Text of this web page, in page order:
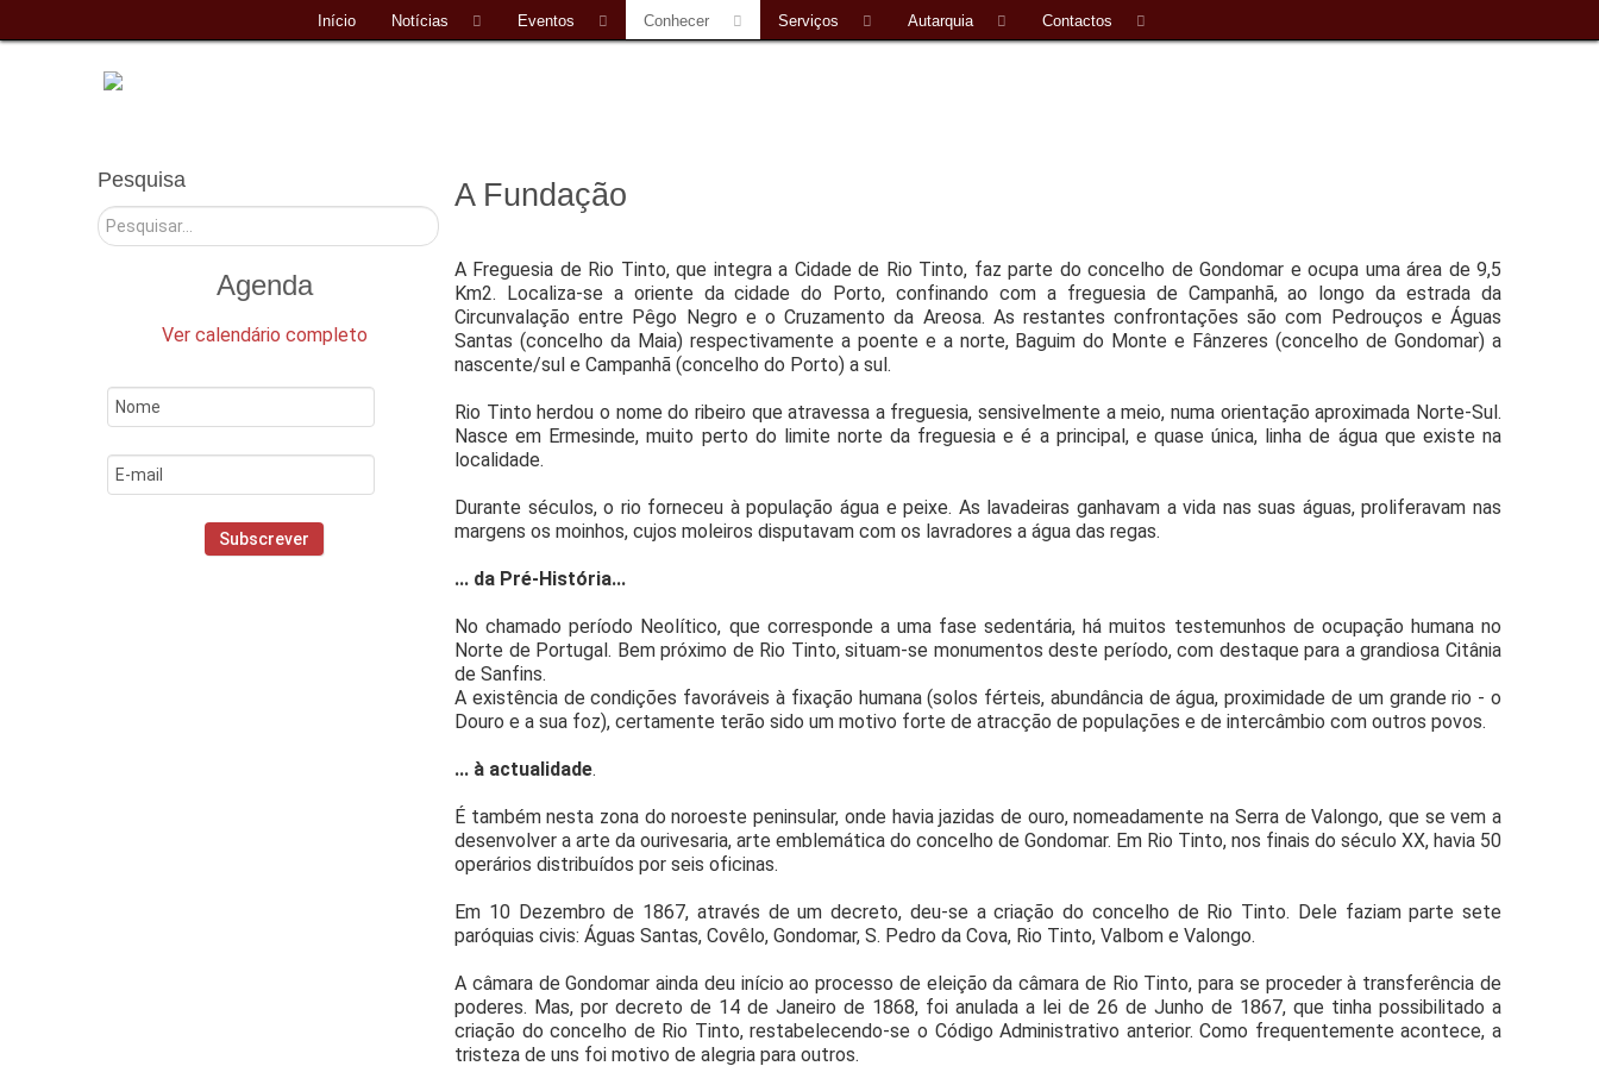
Início Notícias Eventos Conhecer Serviços Autarquia Contactos
Pesquisa
Pesquisar
Agenda
Ver calendário completo
A Fundação
A Freguesia de Rio Tinto, que integra a Cidade de Rio Tinto, faz parte do concelho de Gondomar e ocupa uma área de 9,5
Km2. Localiza-se a oriente da cidade do Porto, confinando com a freguesia de Campanhã, ao longo da estrada da
Circunvalação entre Pêgo Negro e o Cruzamento da Areosa. As restantes confrontações são com Pedrouços e Águas
Santas (concelho da Maia) respectivamente a poente e a norte, Baguim do Monte e Fânzeres (concelho de Gondomar) a
nascente/sul e Campanhã (concelho do Porto) a sul.
Rio Tinto herdou o nome do ribeiro que atravessa a freguesia, sensivelmente a meio, numa orientação aproximada Norte-Sul.
Nasce em Ermesinde, muito perto do limite norte da freguesia e é a principal, e quase única, linha de água que existe na
localidade.
Durante séculos, o rio forneceu à população água e peixe. As lavadeiras ganhavam a vida nas suas águas, proliferavam nas
margens os moinhos, cujos moleiros disputavam com os lavradores a água das regas.
... da Pré-História...
No chamado período Neolítico, que corresponde a uma fase sedentária, há muitos testemunhos de ocupação humana no
Norte de Portugal. Bem próximo de Rio Tinto, situam-se monumentos deste período, com destaque para a grandiosa Citânia
de Sanfins.
A existência de condições favoráveis à fixação humana (solos férteis, abundância de água, proximidade de um grande rio - o
Douro e a sua foz), certamente terão sido um motivo forte de atracção de populações e de intercâmbio com outros povos.
... à actualidade.
É também nesta zona do noroeste peninsular, onde havia jazidas de ouro, nomeadamente na Serra de Valongo, que se vem a
desenvolver a arte da ourivesaria, arte emblemática do concelho de Gondomar. Em Rio Tinto, nos finais do século XX, havia 50
operários distribuídos por seis oficinas.
Em 10 Dezembro de 1867, através de um decreto, deu-se a criação do concelho de Rio Tinto. Dele faziam parte sete
paróquias civis: Águas Santas, Covêlo, Gondomar, S. Pedro da Cova, Rio Tinto, Valbom e Valongo.
A câmara de Gondomar ainda deu início ao processo de eleição da câmara de Rio Tinto, para se proceder à transferência de
poderes. Mas, por decreto de 14 de Janeiro de 1868, foi anulada a lei de 26 de Junho de 1867, que tinha possibilitado a
criação do concelho de Rio Tinto, restabelecendo-se o Código Administrativo anterior. Como frequentemente acontece, a
tristeza de uns foi motivo de alegria para outros.